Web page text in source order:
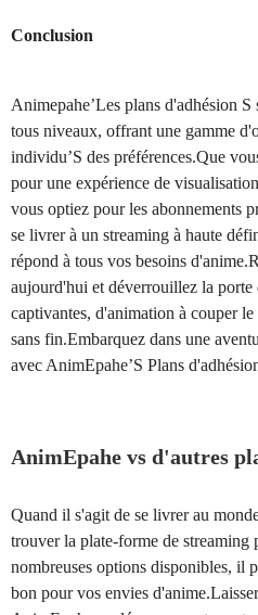
Conclusion
Animepahe’Les plans d'adhésion
tous niveaux, offrant une gamme
individu’S des préférences.Que
pour une expérience de
vous optiez pour les abonnements
se livrer à un streaming à haute
répond à tous vos besoins
aujourd'hui et déverrouillez la
captivantes, d'animation à couper
sans fin.Embarquez dans une
avec AnimEpahe’S Plans
AnimEpahe vs d'autres
Quand il s'agit de se livrer au
trouver la plate-forme de streaming
nombreuses options disponibles, il
bon pour vos envies